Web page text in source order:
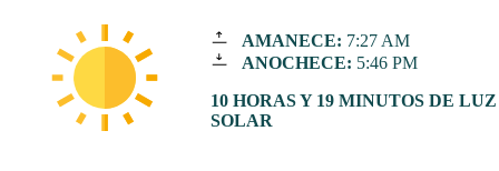
AMANECE: 7:27 AM
ANOCHECE: 5:46 PM
10 HORAS Y 19 MINUTOS DE LUZ
SOLAR